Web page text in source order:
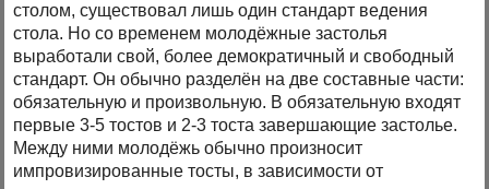
столом, существовал лишь один стандарт ведения
стола. Но со временем молодёжные застолья
выработали свой, более демократичный и свободный
стандарт. Он обычно разделён на две составные части:
обязательную и произвольную. В обязательную входят
первые 3-5 тостов и 2-3 тоста завершающие застолье.
Между ними молодёжь обычно произносит
импровизированные тосты, в зависимости от